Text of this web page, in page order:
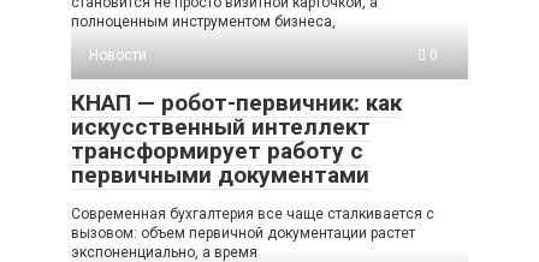
полноценным инструментом бизнеса,
Новости
0
КНАП — робот-первичник: как
искусственный интеллект
трансформирует работу с
первичными документами
Современная бухгалтерия все чаще сталкивается с
вызовом: объем первичной документации растет
экспоненциально, а время